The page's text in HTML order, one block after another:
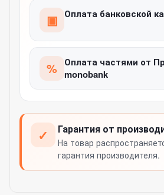
▣ Оплата банковской
% Оплата частями от
monobank
✓ Гарантия от
На товар
гарантия производителя.